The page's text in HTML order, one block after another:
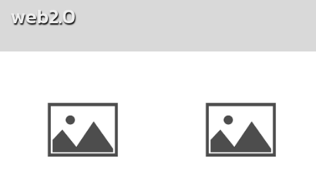
web2.0